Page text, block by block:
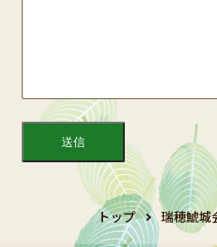
トップ 瑞穂鯱城